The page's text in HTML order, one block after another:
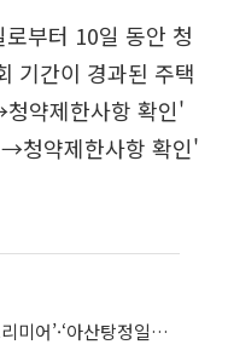
부터 10일 동안 청
기간이 경과된 주택
약제한사항 확인'
청약제한사항 확인'
청약홈, ‘광양 가야산 한라비발디 프리미어’·‘아산탕정일반산업 D1-2블록 호반써밋’ 등 아파트 청약 당첨자 발표